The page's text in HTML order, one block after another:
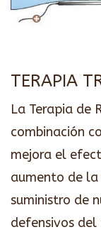
TERAPIA
La Terapia de
combinación
mejora el
aumento de
suministro de
defensivos